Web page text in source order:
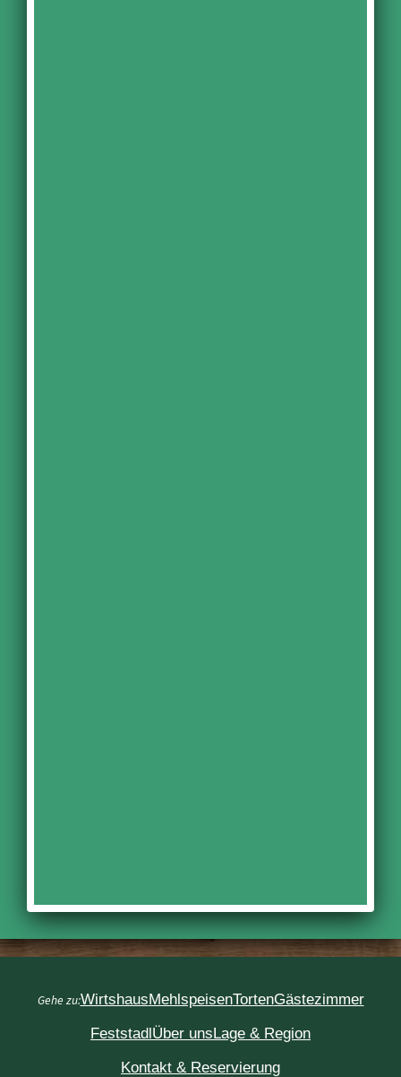
Gehe zu:WirtshausMehlspeisenTortenGästezimmer
FeststadlÜber unsLage & Region
Kontakt & Reservierung